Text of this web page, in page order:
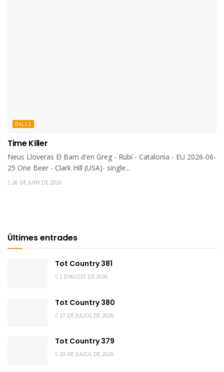
BALLS
Time Killer
Neus Lloveras El Barn d'en Greg - Rubí - Catalonia - EU 2026-06-
25 One Beer - Clark Hill (USA)- single...
26 DE JUNY DE 2026
Últimes entrades
Tot Country 381
2 D'AGOST DE 2026
Tot Country 380
27 DE JULIOL DE 2026
Tot Country 379
20 DE JULIOL DE 2026